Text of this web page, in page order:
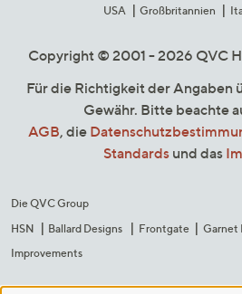
USA
Großbritannien
Copyright © 2001 - 2026 QVC
Für die Richtigkeit der Angaben
Gewähr. Bitte beachte
AGB, die
Standards und das
Die QVC Group
HSN
Ballard Designs Frontgate Garnet
Improvements